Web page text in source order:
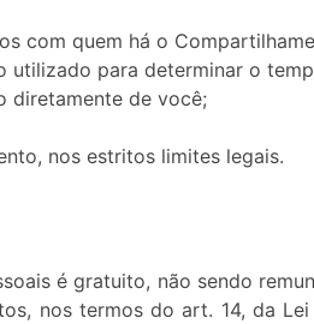
com quem há o
utilizado para determinar o
diretamente de você;
nos estritos limites legais.
é gratuito, não sendo
nos termos do art. 14, da